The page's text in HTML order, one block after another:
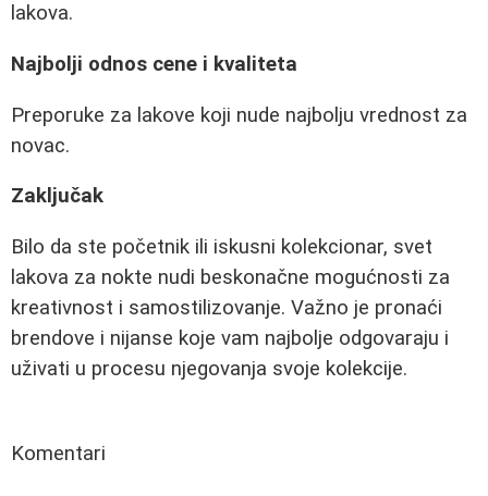
lakova.
Najbolji odnos cene i kvaliteta
Preporuke za lakove koji nude najbolju vrednost za
novac.
Zaključak
Bilo da ste početnik ili iskusni kolekcionar, svet
lakova za nokte nudi beskonačne mogućnosti za
kreativnost i samostilizovanje. Važno je pronaći
brendove i nijanse koje vam najbolje odgovaraju i
uživati u procesu njegovanja svoje kolekcije.
Komentari